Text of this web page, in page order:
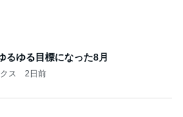
るゆる目標になった8月
ス 2日前